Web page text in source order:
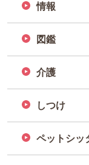
情報
図鑑
介護
しつけ
ペットシッ